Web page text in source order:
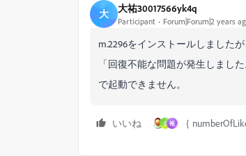
大 大祐30017566yk4q
Participant Forum|Forum|2 years
m.2296をインストールしましたが
「回復不能な問題が発生しまし
で起動できません。
いいね S 裕 ｛